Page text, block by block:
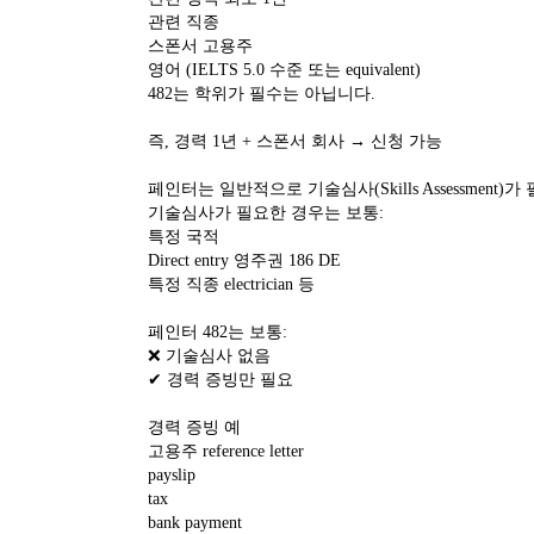
관련 직종
스폰서 고용주
영어 (IELTS 5.0 수준 또는 equivalent)
482는 학위가 필수는 아닙니다.
즉, 경력 1년 + 스폰서 회사 → 신청 가능
페인터는 일반적으로 기술심사(Skills Assessment)가
기술심사가 필요한 경우는 보통:
특정 국적
Direct entry 영주권 186 DE
특정 직종 electrician 등
페인터 482는 보통:
❌ 기술심사 없음
✔ 경력 증빙만 필요
경력 증빙 예
고용주 reference letter
payslip
tax
bank payment